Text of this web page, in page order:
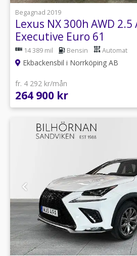
Begagnad 2019
Lexus NX 300h AWD 2.5
Executive Euro 61
14 389 mil Bensin Automat
Ekbackensbil i Norrköping AB
fr. 4 292 kr/mån
264 900 kr
1